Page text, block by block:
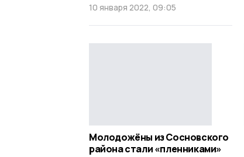
10 января 2022, 09:05
Молодожёны из Сосновского
района стали «пленниками»